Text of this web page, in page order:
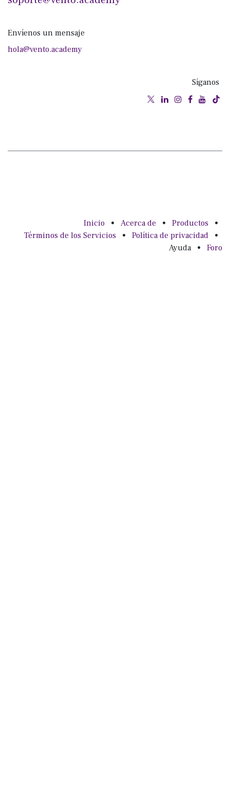
Envíenos un mensaje
hola@vento.academy
Síganos
Inicio • Acerca de • Productos
•
Términos de los Servicios
• Política de privacidad
•
Ayuda
• Foro